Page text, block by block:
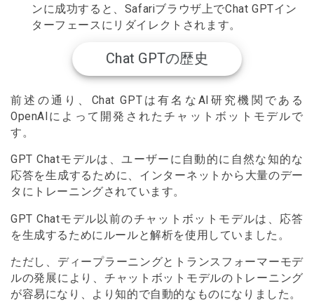
ンに成功すると、Safariブラウザ上でChat GPTイン
ターフェースにリダイレクトされます。
Chat GPTの歴史
前述の通り、Chat GPTは有名なAI研究機関である
OpenAIによって開発されたチャットボットモデルで
す。
GPT Chatモデルは、ユーザーに自動的に自然な知的な
応答を生成するために、インターネットから大量のデー
タにトレーニングされています。
GPT Chatモデル以前のチャットボットモデルは、応答
を生成するためにルールと解析を使用していました。
ただし、ディープラーニングとトランスフォーマーモデ
ルの発展により、チャットボットモデルのトレーニング
が容易になり、より知的で自動的なものになりました。